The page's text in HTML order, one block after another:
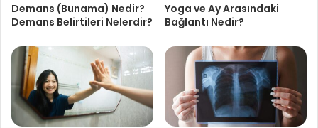
Demans (Bunama) Nedir?
Demans Belirtileri Nelerdir?
Yoga ve Ay Arasındaki
Bağlantı Nedir?